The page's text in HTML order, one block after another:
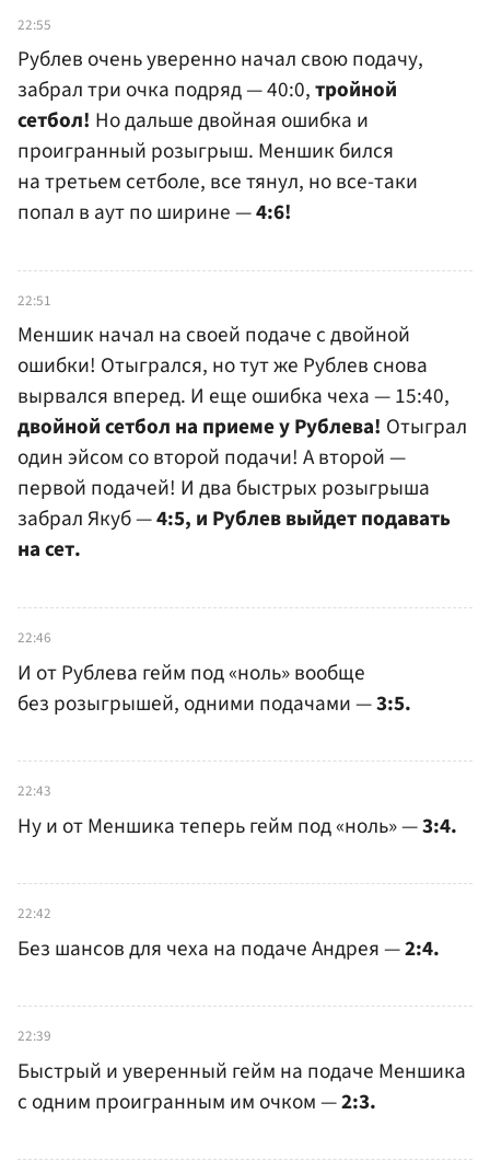
22:55
Рублев очень уверенно начал свою подачу,
забрал три очка подряд — 40:0,тройной
сетбол! Но дальше двойная ошибка и
проигранный розыгрыш. Меншик бился
на третьем сетболе, все тянул, но все-таки
попал в аут по ширине —4:6!
22:51
Меншик начал на своей подаче с двойной
ошибки! Отыгрался, но тут же Рублев снова
вырвался вперед. И еще ошибка чеха — 15:40,
двойной сетбол на приеме у Рублева! Отыграл
один эйсом со второй подачи! А второй —
первой подачей! И два быстрых розыгрыша
забрал Якуб —4:5, и Рублев выйдет подавать
на сет.
22:46
И от Рублева гейм под «ноль» вообще
без розыгрышей, одними подачами —3:5.
22:43
Ну и от Меншика теперь гейм под «ноль» —3:4.
22:42
Без шансов для чеха на подаче Андрея —2:4.
22:39
Быстрый и уверенный гейм на подаче Меншика
с одним проигранным им очком —2:3.